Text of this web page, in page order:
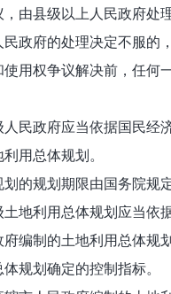
县级以上人民政府处理
府的处理决定不服的
权争议解决前，任何
政府应当依据国民经济
用总体规划。
的规划期限由国务院规
利用总体规划应当依据
制的土地利用总体规划
规划确定的控制指标。